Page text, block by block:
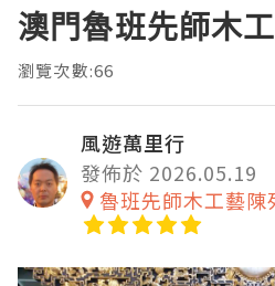
澳門魯班先師木
瀏覽次數:66
風遊萬里行
發佈於 2026.05.19
魯班先師木工藝陳